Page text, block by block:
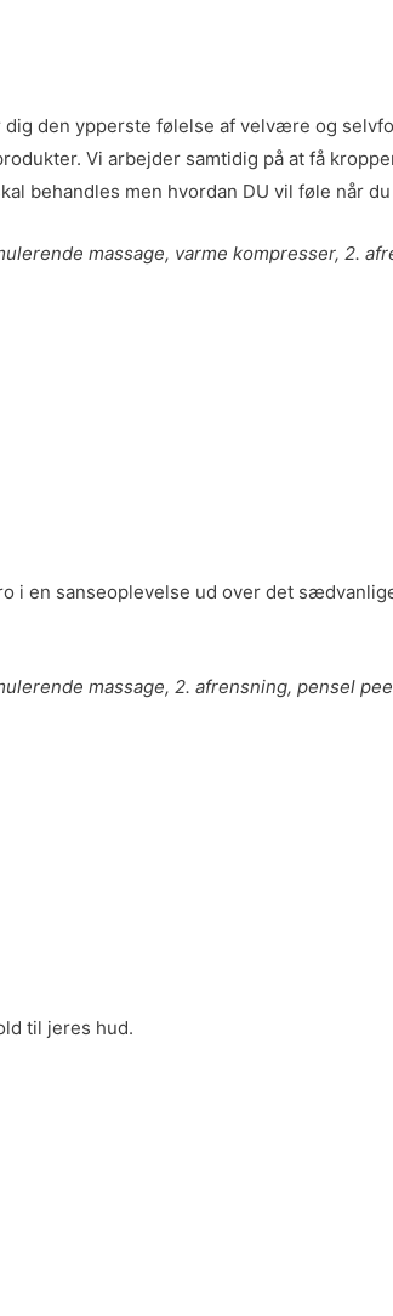
den ypperste følelse af velvære og
Vi arbejder samtidig på at få
behandles men hvordan DU vil føle når
massage, varme kompresser, 2.
en sanseoplevelse ud over det
massage, 2. afrensning, pensel
til jeres hud.